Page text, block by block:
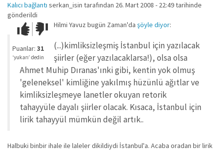
Kalıcı bağlantı serkan_isin tarafından 26. Mart 2008 - 22:49 tarihinde
gönderildi
Çok iyi!O
kadar
iyi
değil!
Puanlar: 31
‘yukarı’ dedin
Hilmi Yavuz bugün Zaman'da şöyle diyor:
(...)kimliksizleşmiş İstanbul için yazılacak
şiirler (eğer yazılacaklarsa!), olsa olsa
Ahmet Muhip Dıranas'ınki gibi, kentin yok olmuş
'geleneksel' kimliğine yakılmış hüzünlü ağıtlar ve
kimliksizleşmeye lanetler okuyan retorik
tahayyüle dayalı şiirler olacak. Kısaca, İstanbul için
lirik tahayyül mümkün değil artık..
Halbuki binbir ihale ile laleler dikildiydi İstanbul'a. Acaba oradan bir lirik